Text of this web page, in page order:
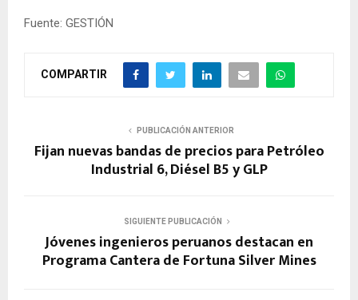
Fuente: GESTIÓN
COMPARTIR
PUBLICACIÓN ANTERIOR
Fijan nuevas bandas de precios para Petróleo
Industrial 6, Diésel B5 y GLP
SIGUIENTE PUBLICACIÓN
Jóvenes ingenieros peruanos destacan en
Programa Cantera de Fortuna Silver Mines